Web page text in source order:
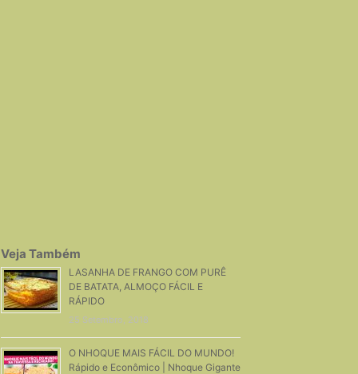
Veja Também
LASANHA DE FRANGO COM PURÊ
DE BATATA, ALMOÇO FÁCIL E
RÁPIDO
25 Setembro, 2018
O NHOQUE MAIS FÁCIL DO MUNDO!
Rápido e Econômico | Nhoque Gigante